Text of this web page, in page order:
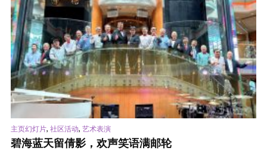
主页幻灯片, 社区活动, 艺术表演
碧海蓝天留倩影，欢声笑语满邮轮